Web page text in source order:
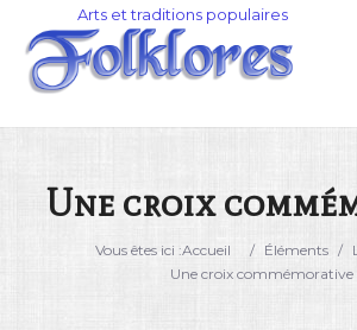
Catégorie
Une croix
Vous êtes ici :Accueil / Éléments /
Une croix commémorative